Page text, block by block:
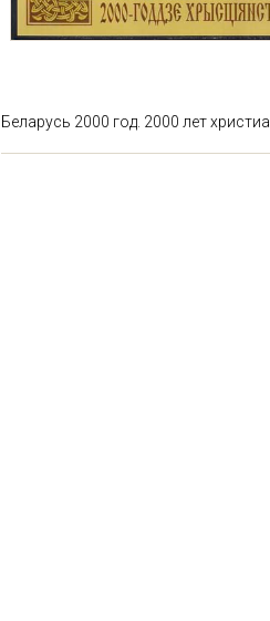
Беларусь 2000 год. 2000 лет